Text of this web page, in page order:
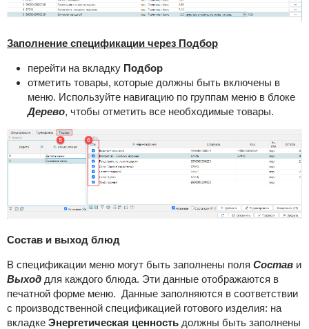
Заполнение спецификации через Подбор
перейти на вкладку Подбор
отметить товары, которые должны быть включены в
меню. Используйте навигацию по группам меню в блоке
Дерево, чтобы отметить все необходимые товары.
Состав и выход блюд
В спецификации меню могут быть заполнены поля Состав и
Выход для каждого блюда. Эти данные отображаются в
печатной форме меню. Данные заполняются в соответствии
с производственной спецификацией готового изделия: на
вкладке Энергетическая ценность должны быть заполнены